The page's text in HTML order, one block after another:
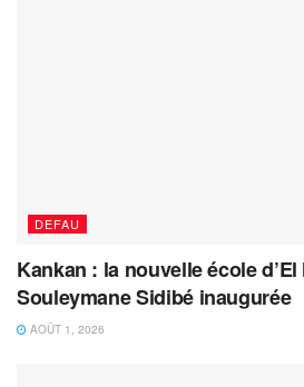
DEFAU
Kankan : la nouvelle école
Souleymane Sidibé inaugurée
AOÛT 1, 2026